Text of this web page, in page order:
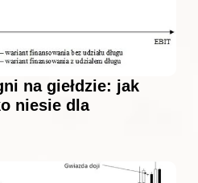
na giełdzie: jak
niesie dla